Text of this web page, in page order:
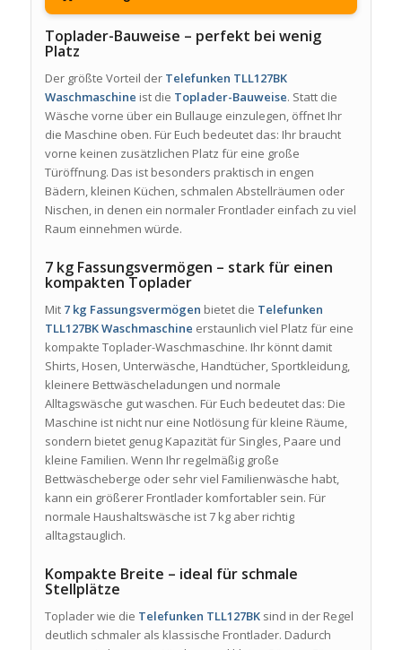
Toplader-Bauweise – perfekt bei wenig
Platz
Der größte Vorteil der Telefunken TLL127BK
Waschmaschine ist die Toplader-Bauweise. Statt die
Wäsche vorne über ein Bullauge einzulegen, öffnet Ihr
die Maschine oben. Für Euch bedeutet das: Ihr braucht
vorne keinen zusätzlichen Platz für eine große
Türöffnung. Das ist besonders praktisch in engen
Bädern, kleinen Küchen, schmalen Abstellräumen oder
Nischen, in denen ein normaler Frontlader einfach zu viel
Raum einnehmen würde.
7 kg Fassungsvermögen – stark für einen
kompakten Toplader
Mit 7 kg Fassungsvermögen bietet die Telefunken
TLL127BK Waschmaschine erstaunlich viel Platz für eine
kompakte Toplader-Waschmaschine. Ihr könnt damit
Shirts, Hosen, Unterwäsche, Handtücher, Sportkleidung,
kleinere Bettwäscheladungen und normale
Alltagswäsche gut waschen. Für Euch bedeutet das: Die
Maschine ist nicht nur eine Notlösung für kleine Räume,
sondern bietet genug Kapazität für Singles, Paare und
kleine Familien. Wenn Ihr regelmäßig große
Bettwäscheberge oder sehr viel Familienwäsche habt,
kann ein größerer Frontlader komfortabler sein. Für
normale Haushaltswäsche ist 7 kg aber richtig
alltagstauglich.
Kompakte Breite – ideal für schmale
Stellplätze
Toplader wie die Telefunken TLL127BKsind in der Regel
deutlich schmaler als klassische Frontlader. Dadurch